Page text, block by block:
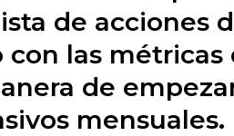
de acciones
las
de
mensuales.